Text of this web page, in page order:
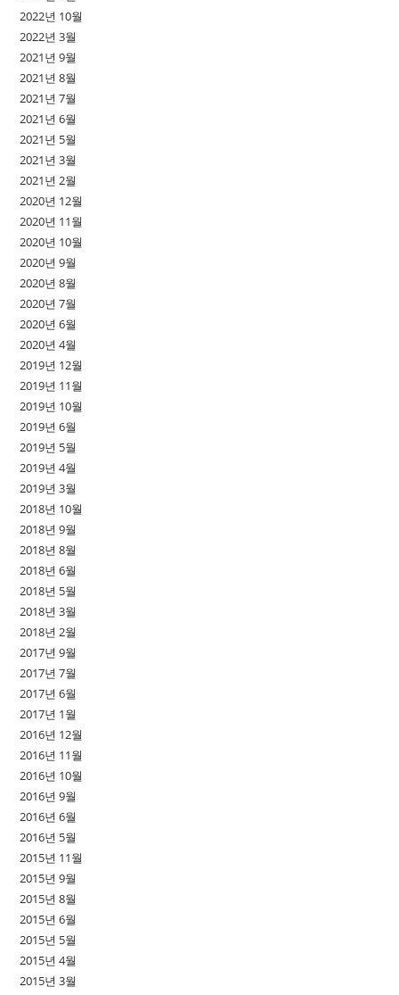
2022년 10월
2022년 3월
2021년 9월
2021년 8월
2021년 7월
2021년 6월
2021년 5월
2021년 3월
2021년 2월
2020년 12월
2020년 11월
2020년 10월
2020년 9월
2020년 8월
2020년 7월
2020년 6월
2020년 4월
2019년 12월
2019년 11월
2019년 10월
2019년 6월
2019년 5월
2019년 4월
2019년 3월
2018년 10월
2018년 9월
2018년 8월
2018년 6월
2018년 5월
2018년 3월
2018년 2월
2017년 9월
2017년 7월
2017년 6월
2017년 1월
2016년 12월
2016년 11월
2016년 10월
2016년 9월
2016년 6월
2016년 5월
2015년 11월
2015년 9월
2015년 8월
2015년 6월
2015년 5월
2015년 4월
2015년 3월